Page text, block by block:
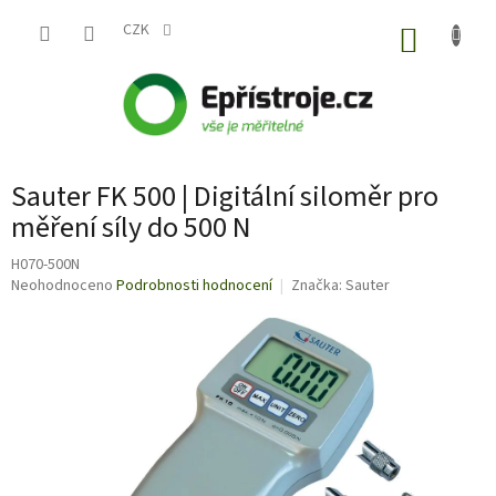
CZK
Sauter FK 500 | Digitální siloměr pro
měření síly do 500 N
H070-500N
Průměrné
Neohodnoceno Podrobnosti hodnocení Značka: Sauter